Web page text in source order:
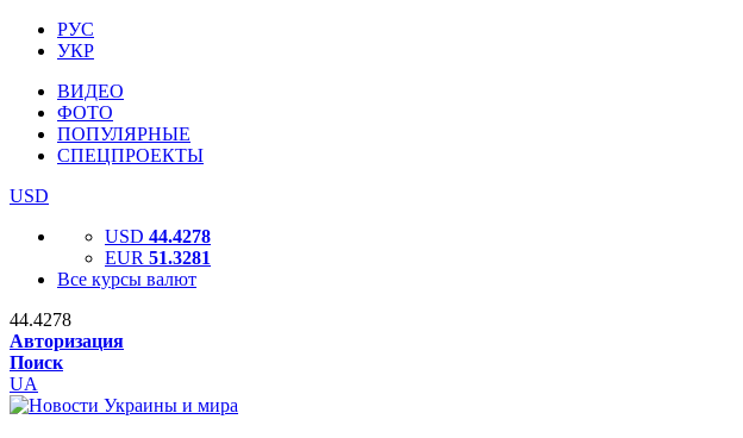
РУС
УКР
ВИДЕО
ФОТО
ПОПУЛЯРНЫЕ
СПЕЦПРОЕКТЫ
USD
USD 44.4278
EUR 51.3281
Все курсы валют
44.4278
Авторизация
Поиск
UA